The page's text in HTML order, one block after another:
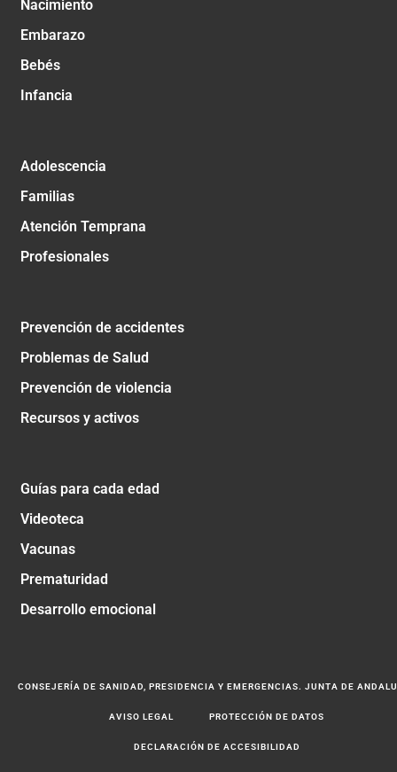
Nacimiento
Embarazo
Bebés
Infancia
Adolescencia
Familias
Atención Temprana
Profesionales
Prevención de accidentes
Problemas de Salud
Prevención de violencia
Recursos y activos
Guías para cada edad
Videoteca
Vacunas
Prematuridad
Desarrollo emocional
CONSEJERÍA DE SANIDAD, PRESIDENCIA Y EMERGENCIAS. JUNTA DE
AVISO LEGAL PROTECCIÓN DE DATOS
DECLARACIÓN DE ACCESIBILIDAD